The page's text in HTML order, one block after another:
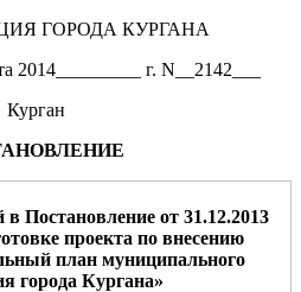
ГОРОДА КУРГАНА
2014_________ г. N__2142___
Курган
в Постановление от 31.12.2013
проекта по внесению
план муниципального
города Кургана»